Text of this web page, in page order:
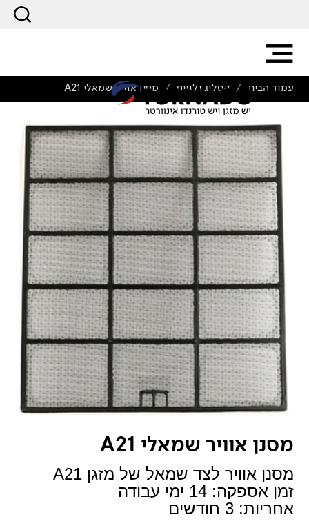
עמוד הבית / קטלוג נלווים / מסנן אוויר שמאלי A21
מסנן אוויר שמאלי A21
מסנן אוויר לצד שמאל של מזגן A21
זמן אספקה: 14 ימי עבודה
אחריות: 3 חודשים